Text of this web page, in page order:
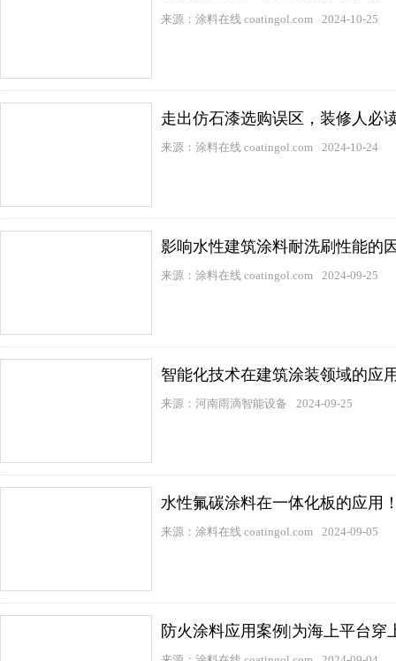
来源：涂料在线 coatingol.com 2024-10-25
走出仿石漆选购误区，装修人必
来源：涂料在线 coatingol.com 2024-10-24
影响水性建筑涂料耐洗刷性能的
来源：涂料在线 coatingol.com 2024-09-25
智能化技术在建筑涂装领域的应
来源：河南雨滴智能设备 2024-09-25
水性氟碳涂料在一体化板的应用
来源：涂料在线 coatingol.com 2024-09-05
防火涂料应用案例|为海上平台穿